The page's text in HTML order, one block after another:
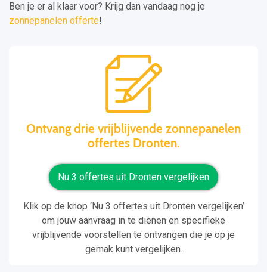
Ben je er al klaar voor? Krijg dan vandaag nog je
zonnepanelen offerte!
Ontvang drie vrijblijvende zonnepanelen
offertes Dronten.
Nu 3 offertes uit Dronten vergelijken
Klik op de knop ‘Nu 3 offertes uit Dronten vergelijken’
om jouw aanvraag in te dienen en specifieke
vrijblijvende voorstellen te ontvangen die je op je
gemak kunt vergelijken.